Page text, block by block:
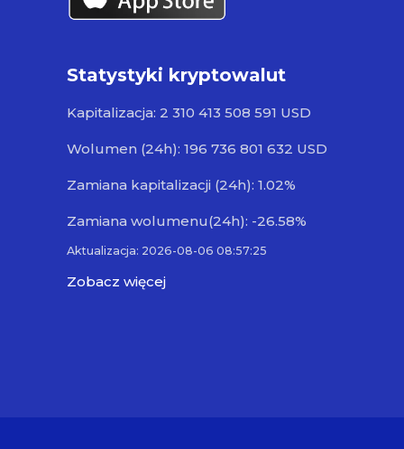
Statystyki kryptowalut
Kapitalizacja: 2 310 413 508 591 USD
Wolumen (24h): 196 736 801 632 USD
Zamiana kapitalizacji (24h): 1.02%
Zamiana wolumenu(24h): -26.58%
Aktualizacja: 2026-08-06 08:57:25
Zobacz więcej